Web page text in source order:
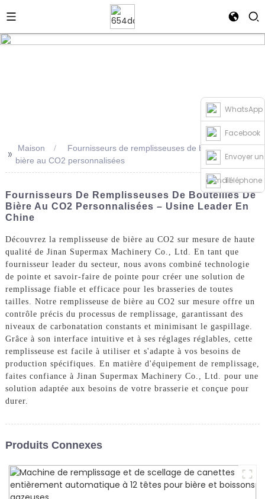
WhatsApp
Facebook
Envoyer un
e-mailTéléphone
>> Maison
Fournisseurs de remplisseuses de bouteilles de
bière au CO2 personnalisées
Fournisseurs De Remplisseuses De Bouteilles De
Bière Au CO2 Personnalisées – Usine Leader En
Chine
Découvrez la remplisseuse de bière au CO2 sur mesure de haute
qualité de Jinan Supermax Machinery Co., Ltd. En tant que
fournisseur leader du secteur, nous avons combiné technologie
de pointe et savoir-faire de pointe pour créer une solution de
remplissage fiable et efficace pour les brasseries de toutes
tailles. Notre remplisseuse de bière au CO2 sur mesure offre un
contrôle précis du processus de remplissage, garantissant des
niveaux de carbonatation constants et minimisant le gaspillage.
Grâce à son interface intuitive et à ses réglages réglables, cette
remplisseuse est facile à utiliser et s'adapte à vos besoins de
production spécifiques. En matière d'équipement de remplissage,
faites confiance à Jinan Supermax Machinery Co., Ltd. pour une
solution adaptée aux besoins de votre brasserie et conçue pour
durer.
Produits Connexes